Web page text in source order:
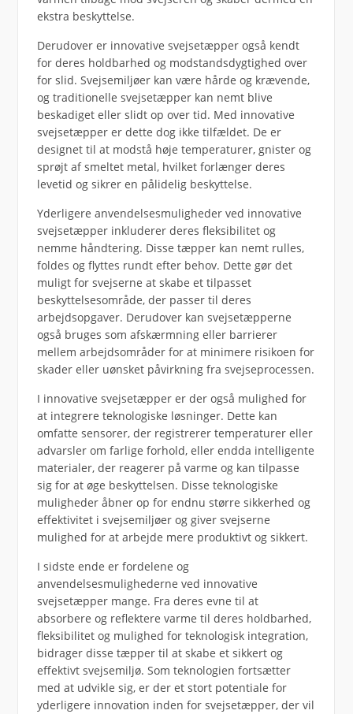
ekstra beskyttelse.
Derudover er innovative svejsetæpper også kendt
for deres holdbarhed og modstandsdygtighed over
for slid. Svejsemiljøer kan være hårde og krævende,
og traditionelle svejsetæpper kan nemt blive
beskadiget eller slidt op over tid. Med innovative
svejsetæpper er dette dog ikke tilfældet. De er
designet til at modstå høje temperaturer, gnister og
sprøjt af smeltet metal, hvilket forlænger deres
levetid og sikrer en pålidelig beskyttelse.
Yderligere anvendelsesmuligheder ved innovative
svejsetæpper inkluderer deres fleksibilitet og
nemme håndtering. Disse tæpper kan nemt rulles,
foldes og flyttes rundt efter behov. Dette gør det
muligt for svejserne at skabe et tilpasset
beskyttelsesområde, der passer til deres
arbejdsopgaver. Derudover kan svejsetæpperne
også bruges som afskærmning eller barrierer
mellem arbejdsområder for at minimere risikoen for
skader eller uønsket påvirkning fra svejseprocessen.
I innovative svejsetæpper er der også mulighed for
at integrere teknologiske løsninger. Dette kan
omfatte sensorer, der registrerer temperaturer eller
advarsler om farlige forhold, eller endda intelligente
materialer, der reagerer på varme og kan tilpasse
sig for at øge beskyttelsen. Disse teknologiske
muligheder åbner op for endnu større sikkerhed og
effektivitet i svejsemiljøer og giver svejserne
mulighed for at arbejde mere produktivt og sikkert.
I sidste ende er fordelene og
anvendelsesmulighederne ved innovative
svejsetæpper mange. Fra deres evne til at
absorbere og reflektere varme til deres holdbarhed,
fleksibilitet og mulighed for teknologisk integration,
bidrager disse tæpper til at skabe et sikkert og
effektivt svejsemiljø. Som teknologien fortsætter
med at udvikle sig, er der et stort potentiale for
yderligere innovation inden for svejsetæpper, der vil